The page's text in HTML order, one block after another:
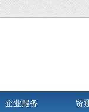
企业服务 贸